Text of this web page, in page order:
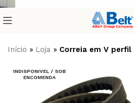
Início » Loja » Correia em V perfil
INDISPONIVEL / SOB
ENCOMENDA